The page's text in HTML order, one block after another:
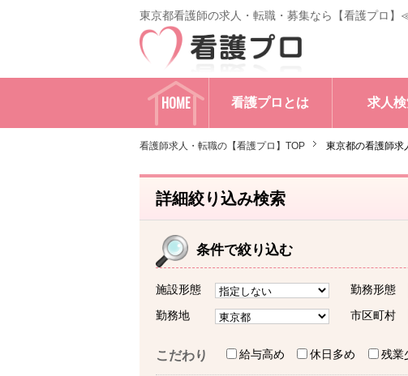
東京都看護師の求人・転職・募集なら【看護プロ
HOME 看護プロとは 求人
看護師求人・転職の【看護プロ】TOP 東京都の看護師求
詳細絞り込み検索
条件で絞り込む
施設形態 勤務形態
勤務地
市区町村
こだわり 給与高め 休日多め 残業